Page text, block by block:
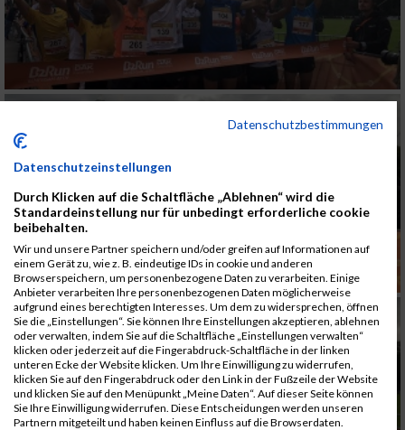
Datenschutzbestimmungen
Datenschutzeinstellungen
Durch Klicken auf die Schaltfläche „Ablehnen“ wird die
Standardeinstellung nur für unbedingt erforderliche cookie
beibehalten.
Wir und unsere Partner speichern und/oder greifen auf Informationen auf
einem Gerät zu, wie z. B. eindeutige IDs in cookie und anderen
Browserspeichern, um personenbezogene Daten zu verarbeiten. Einige
Anbieter verarbeiten Ihre personenbezogenen Daten möglicherweise
aufgrund eines berechtigten Interesses. Um dem zu widersprechen, öffnen
Sie die „Einstellungen“. Sie können Ihre Einstellungen akzeptieren, ablehnen
oder verwalten, indem Sie auf die Schaltfläche „Einstellungen verwalten“
klicken oder jederzeit auf die Fingerabdruck-Schaltfläche in der linken
unteren Ecke der Website klicken. Um Ihre Einwilligung zu widerrufen,
klicken Sie auf den Fingerabdruck oder den Link in der Fußzeile der Website
und klicken Sie auf den Menüpunkt „Meine Daten“. Auf dieser Seite können
Sie Ihre Einwilligung widerrufen. Diese Entscheidungen werden unseren
Partnern mitgeteilt und haben keinen Einfluss auf die Browserdaten.